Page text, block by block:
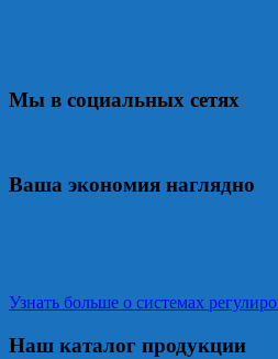
Мы в социальных сетях
Ваша экономия наглядно
Узнать больше о системах
Наш каталог продукции